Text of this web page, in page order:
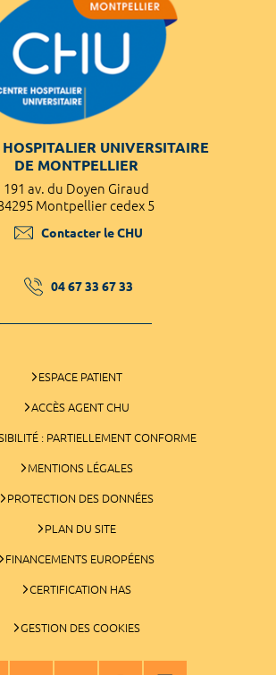
HOSPITALIER UNIVERSITAIRE
DE MONTPELLIER
191 av. du Doyen Giraud
Montpellier cedex 5
Contacter le CHU
04 67 33 67 33
ESPACE PATIENT
ACCÈS AGENT CHU
: PARTIELLEMENT CONFORME
MENTIONS LÉGALES
PROTECTION DES DONNÉES
PLAN DU SITE
FINANCEMENTS EUROPÉENS
CERTIFICATION HAS
GESTION DES COOKIES